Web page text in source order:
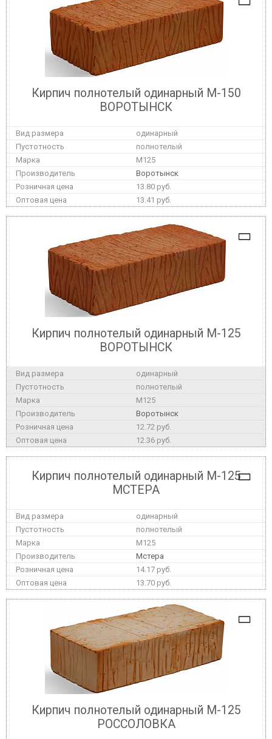
Кирпич полнотелый одинарный М-150
ВОРОТЫНСК
одинарный
полнотелый
M125
Воротынск
13.80 руб.
13.41 руб.
Кирпич полнотелый одинарный М-125
ВОРОТЫНСК
одинарный
полнотелый
M125
Воротынск
12.72 руб.
12.36 руб.
Кирпич полнотелый одинарный М-125
МСТЕРА
одинарный
полнотелый
M125
Мстера
14.17 руб.
13.70 руб.
Кирпич полнотелый одинарный М-125
РОССОЛОВКА